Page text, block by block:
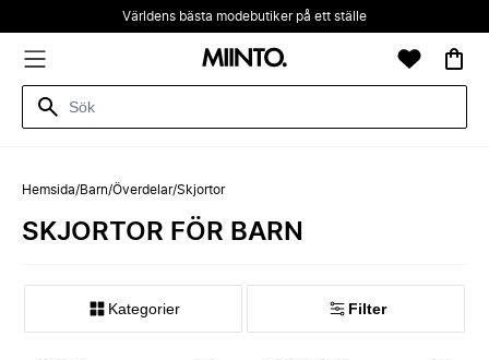
Världens bästa modebutiker på ett ställe
Hemsida/Barn/Överdelar/Skjortor
SKJORTOR FÖR BARN
Kategorier Filter